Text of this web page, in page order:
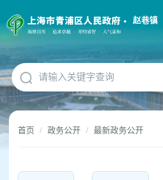
障
碍
作
说
明
跳
到
网
赵巷镇
首页 政务公开 最新政务公开